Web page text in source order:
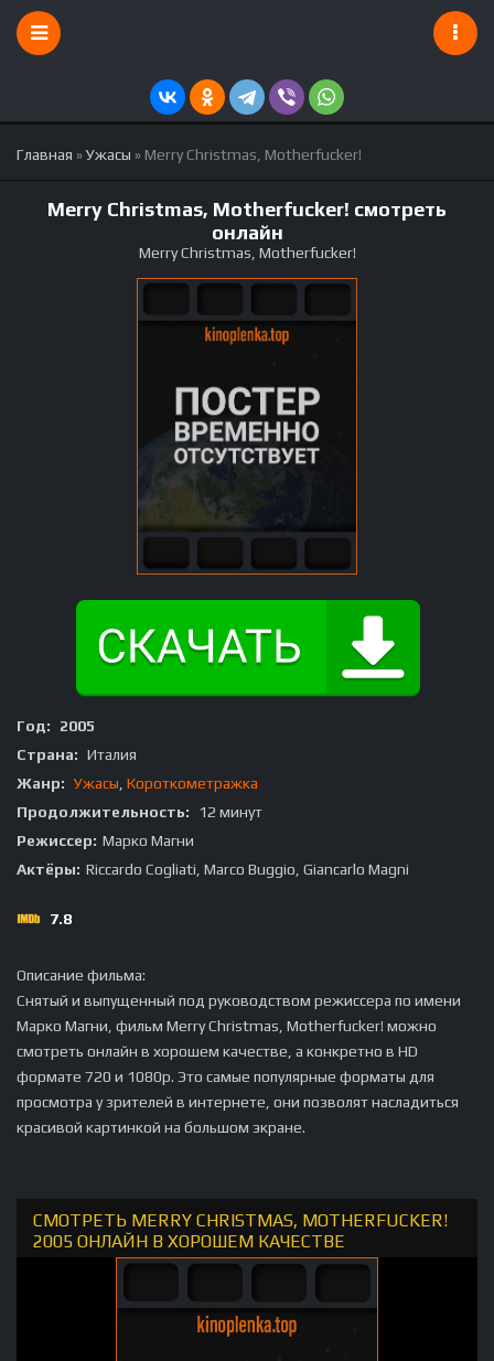
Главная »Ужасы » Merry Christmas, Motherfucker!
Merry Christmas, Motherfucker! смотреть
онлайн
Merry Christmas, Motherfucker!
Год:
2005
Страна: Италия
Жанр: Ужасы Короткометражка
Продолжительность:
12 минут
Режиссер: Марко Магни
Актёры: Riccardo Cogliati, Marco Buggio, Giancarlo Magni
7.8
Описание фильма:
Снятый и выпущенный под руководством режиссера по имени
Марко Магни, фильм Merry Christmas, Motherfucker! можно
смотреть онлайн в хорошем качестве, а конкретно в HD
формате 720 и 1080p. Это самые популярные форматы для
просмотра у зрителей в интернете, они позволят насладиться
красивой картинкой на большом экране.
СМОТРЕТЬ MERRY CHRISTMAS, MOTHERFUCKER!
2005 ОНЛАЙН В ХОРОШЕМ КАЧЕСТВЕ